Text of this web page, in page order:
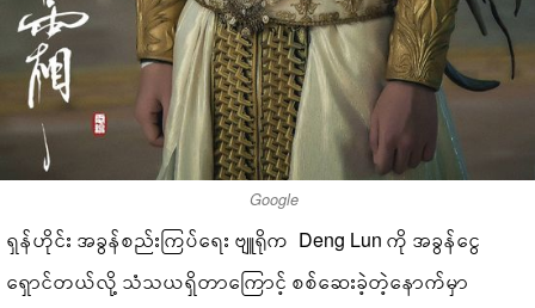
Google
ရှန်ဟိုင်း အခွန်စည်းကြပ်ရေး ဗျူရိုက Deng Lun ကို အခွန်ငွေ
ရှောင်တယ်လို့ သံသယရှိတာကြောင့် စစ်ဆေးခဲ့တဲ့နောက်မှာ